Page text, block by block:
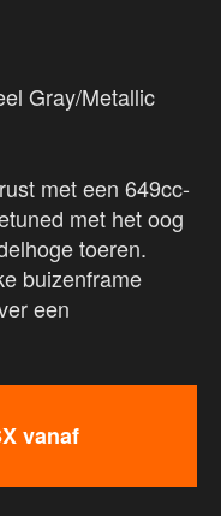
Gray/Metallic
met een 649cc-
met het oog
toeren.
buizenframe
een
vanaf